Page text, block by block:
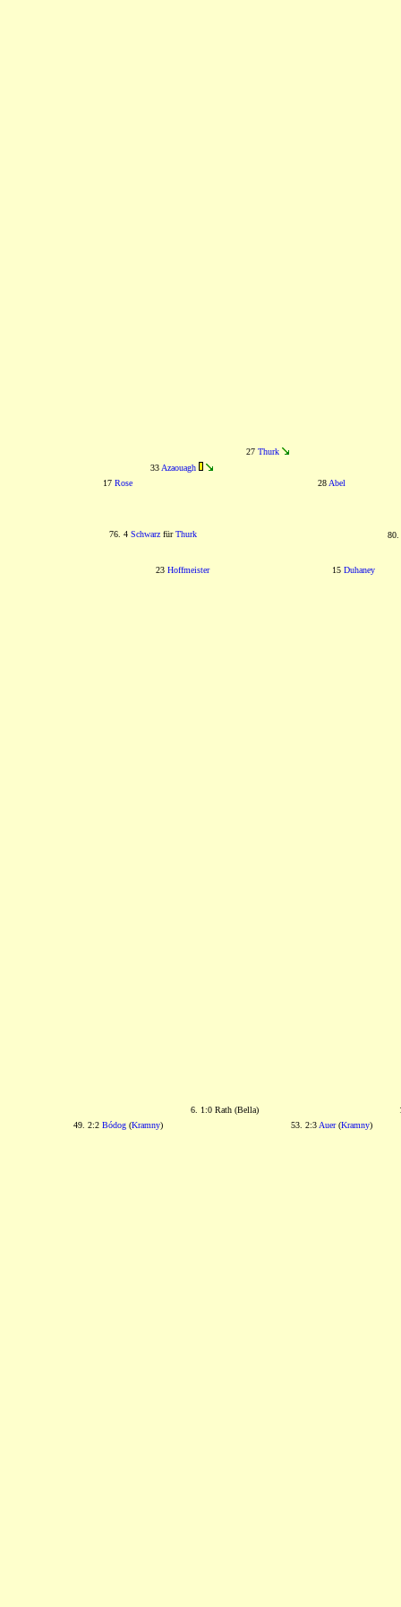
27 Thurk
33 Azaouagh
17 Rose 28 Abel
76. 4 Schwarz fürThurk
23 Hoffmeister 15 Duhaney
6. 1:0 Rath (Bella)
49. 2:2 Bódog(Kramny) 53. 2:3 Auer(Kramny)